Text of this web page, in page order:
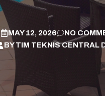
MAY 12, 2026
NO
BYTIM TEKNIS CENTRAL